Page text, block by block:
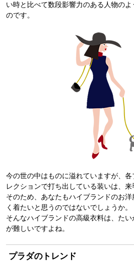
い時と比べて数段影響力のある人物の
のです。
今の世の中はものに溢れていますが、
レクションで打ち出している装いは、来
そのため、あなたもハイブランドのお
く着たいと思うのではないでしょうか。
そんなハイブランドの高級衣料は、た
が難しいですよね。
プラダのトレンド